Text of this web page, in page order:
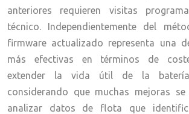
anteriores requieren visitas
técnico. Independientemente del
firmware actualizado representa una
más efectivas en términos de
extender la vida útil de la batería,
considerando que muchas mejoras
analizar datos de flota que